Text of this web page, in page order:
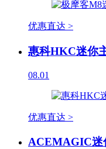
优惠直达 >
惠科HKC迷你
08.01
优惠直达 >
ACEMAGIC迷